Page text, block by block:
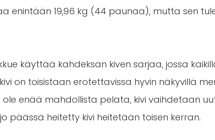
enintään 19,96 kg (44 paunaa), mutta sen
käyttää kahdeksan kiven sarjaa, jossa
on toisistaan erotettavissa hyvin näkyvillä
ole enää mahdollista pelata, kivi vaihdetaan
päässä heitetty kivi heitetään toisen kerran.